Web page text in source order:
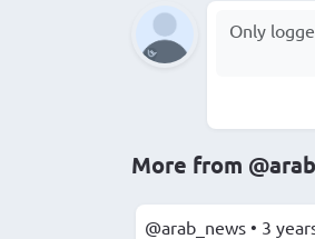
More from
@arab_news • 3